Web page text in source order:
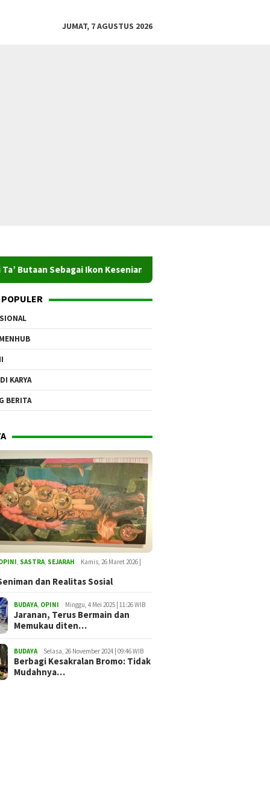
JUMAT, 7 AGUSTUS 2026
Ikon Kesenian dan Warisan Sejarah Desa Wisata Adat
KARYA
BERITA
SASTRA SEJARAH Kamis, 26 Maret 2026 |
dan Realitas Sosial
BUDAYA OPINI Minggu, 4 Mei 2025 | 11:26 WIB
Jaranan, Terus Bermain dan
Memukau diten…
BUDAYA Selasa, 26 November 2024 | 09:46 WIB
Berbagi Kesakralan Bromo: Tidak
Mudahnya…